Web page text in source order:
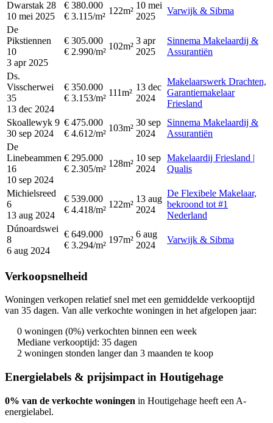
Dwarstak 28
10 mei 2025
€ 380.000
€ 3.115/m²
122m²
10 mei
2025
Varwijk & Sibma
De
Pikstiennen
10
3 apr 2025
€ 305.000
€ 2.990/m²
102m²
3 apr
2025
Sinnema Makelaardij &
Assurantiën
Ds.
Visscherwei
35
13 dec 2024
€ 350.000
€ 3.153/m²
111m²
13 dec
2024
Makelaarswerk Drachten,
Garantiemakelaar
Friesland
Skoallewyk 9
30 sep 2024
€ 475.000
€ 4.612/m²
103m²
30 sep
2024
Sinnema Makelaardij &
Assurantiën
De
Linebeammen
16
10 sep 2024
€ 295.000
€ 2.305/m²
128m²
10 sep
2024
Makelaardij Friesland |
Qualis
Michielsreed
6
13 aug 2024
€ 539.000
€ 4.418/m²
122m²
13 aug
2024
De Flexibele Makelaar,
bekroond tot #1
Nederland
Dúnoardswei
8
6 aug 2024
€ 649.000
€ 3.294/m²
197m²
6 aug
2024
Varwijk & Sibma
Verkoopsnelheid
Woningen verkopen relatief snel met een gemiddelde verkooptijd
van 35 dagen. Van alle verkochte woningen in het afgelopen jaar:
0 woningen (0%) verkochten binnen een week
Mediane verkooptijd: 35 dagen
2 woningen stonden langer dan 3 maanden te koop
Energielabels & prijsimpact in Houtigehage
0% van de verkochte woningen in Houtigehage heeft een A-
energielabel.